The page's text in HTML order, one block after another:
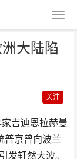
大陆陷
关注
吉迪恩拉赫曼
普京曾向波兰
发轩然大波。